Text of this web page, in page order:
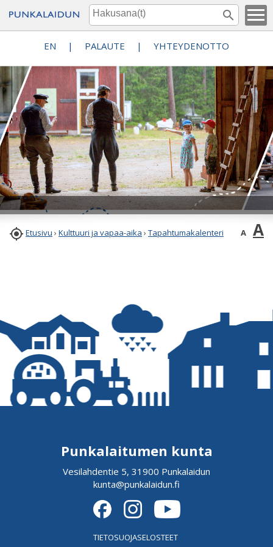
EN | PALAUTE | YHTEYDENOTTO
 Etusivu › Kulttuuri ja vapaa-aika › Tapahtumakalenteri A A
Punkalaitumen kunta
Vesilahdentie 5, 31900 Punkalaidun
kunta@punkalaidun.fi
TIETOSUOJASELOSTEET